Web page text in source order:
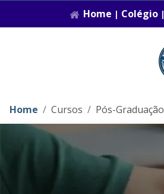
Home | Colégio |
Home Cursos Pós-Graduação